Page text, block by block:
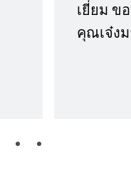
เยี่ยม ข
คุณเจ๋ง